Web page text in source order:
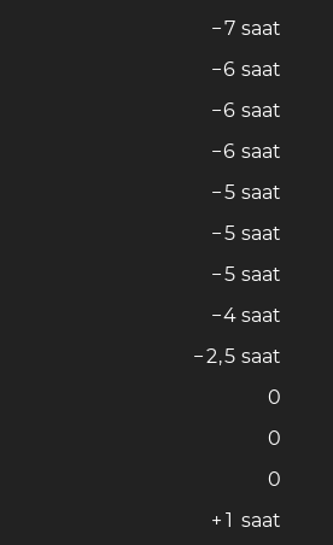
−7 saat
−6 saat
−6 saat
−6 saat
−5 saat
−5 saat
−5 saat
−4 saat
−2,5 saat
0
0
0
+ 1 saat